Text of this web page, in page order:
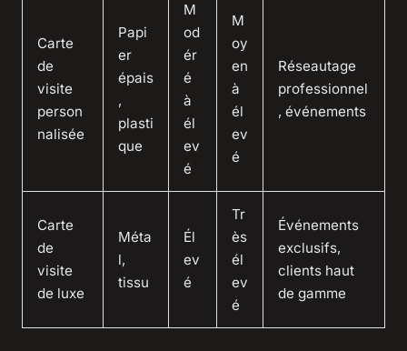
Carte
de
visite
person
nalisée
Papi
er
épais
,
plasti
que
M
od
ér
é
à
él
ev
é
M
oy
en
à
él
ev
é
Réseautage
professionnel
, événements
Carte
de
visite
de luxe
Méta
l,
tissu
Él
ev
é
Tr
ès
él
ev
é
Événements
exclusifs,
clients haut
de gamme